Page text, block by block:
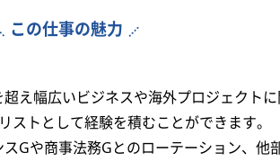
この仕事の魅力
え幅広いビジネスや海外プロジェクトに
トとして経験を積むことができます。
Gや商事法務Gとのローテーション、他